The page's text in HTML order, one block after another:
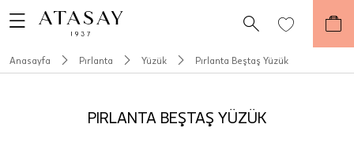
Anasayfa Pırlanta Yüzük Pırlanta Beştaş Yüzük
PIRLANTA BEŞTAŞ YÜZÜK